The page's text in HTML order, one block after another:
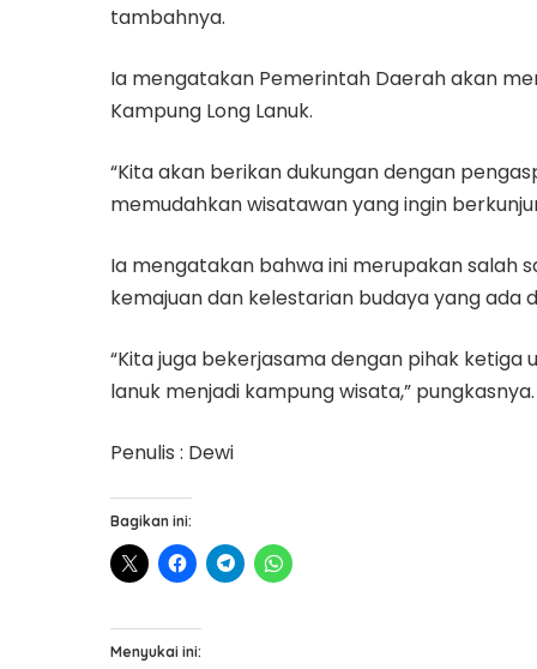
tambahnya.
Ia mengatakan Pemerintah Daerah akan
Kampung Long Lanuk.
“Kita akan berikan dukungan dengan
memudahkan wisatawan yang ingin
Ia mengatakan bahwa ini merupakan salah
kemajuan dan kelestarian budaya yang ada
“Kita juga bekerjasama dengan pihak
lanuk menjadi kampung wisata,” pungkasnya.
Penulis : Dewi
Bagikan ini:
Menyukai ini: